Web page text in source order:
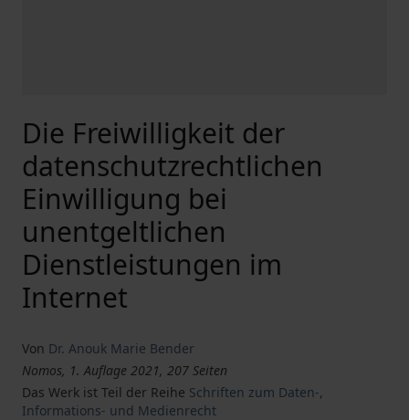
Die Freiwilligkeit der
datenschutzrechtlichen
Einwilligung bei
unentgeltlichen
Dienstleistungen im
Internet
Von Dr. Anouk Marie Bender
Nomos, 1. Auflage 2021, 207 Seiten
Das Werk ist Teil der Reihe Schriften zum Daten-,
Informations- und Medienrecht